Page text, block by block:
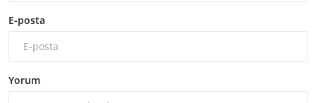
E-posta
Yorum